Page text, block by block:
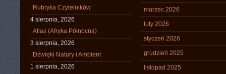
Rubryka Czytelników
4 sierpnia, 2026
Atlas (Afryka Północna)
3 sierpnia, 2026
Dźwięki Natury i Ambient
1 sierpnia, 2026
marzec 2026
luty 2026
styczeń 2026
grudzień 2025
listopad 2025